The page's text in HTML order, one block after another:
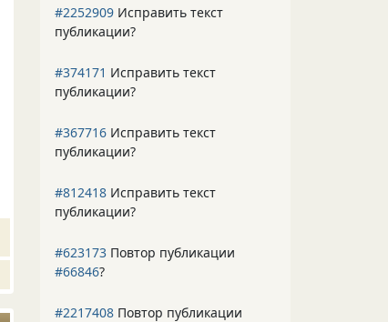
#2252909 Исправить текст
публикации?
#374171 Исправить текст
публикации?
#367716 Исправить текст
публикации?
#812418 Исправить текст
публикации?
#623173 Повтор публикации
#66846?
#2217408 Повтор публикации